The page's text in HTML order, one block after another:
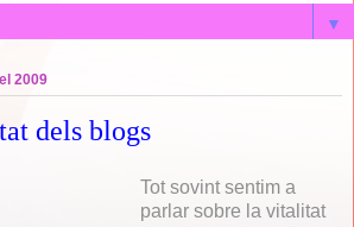
▼
2009
dels blogs
Tot sovint sentim a
parlar sobre la vitalitat